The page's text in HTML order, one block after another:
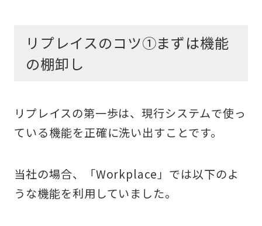
リプレイスのコツ①まずは機能
の棚卸し
リプレイスの第一歩は、現行システムで使っ
ている機能を正確に洗い出すことです。
当社の場合、「Workplace」では以下のよ
うな機能を利用していました。